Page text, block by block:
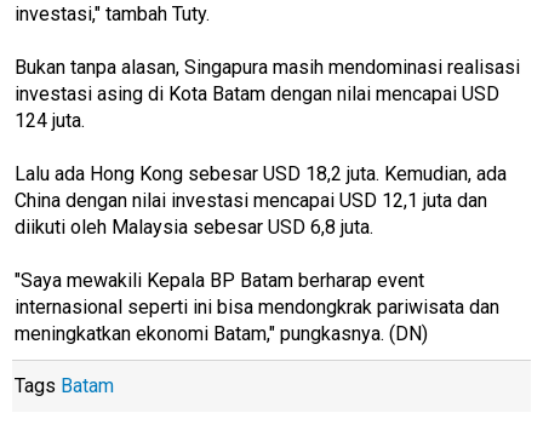
investasi," tambah Tuty.
Bukan tanpa alasan, Singapura masih mendominasi realisasi
investasi asing di Kota Batam dengan nilai mencapai USD
124 juta.
Lalu ada Hong Kong sebesar USD 18,2 juta. Kemudian, ada
China dengan nilai investasi mencapai USD 12,1 juta dan
diikuti oleh Malaysia sebesar USD 6,8 juta.
"Saya mewakili Kepala BP Batam berharap event
internasional seperti ini bisa mendongkrak pariwisata dan
meningkatkan ekonomi Batam," pungkasnya. (DN)
Tags Batam